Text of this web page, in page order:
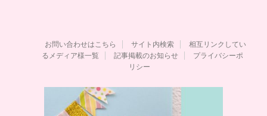
お問い合わせはこちら サイト内検索
相互リンクしてい
るメディア様一覧
記事掲載のお知らせ
プライバシーポ
リシー